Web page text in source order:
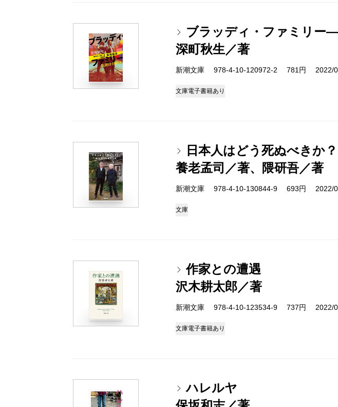
ブラッディ・ファミリー
深町秋生／著
新潮文庫 978-4-10-120972-2 781円 2022/
文庫電子書籍あり
日本人はどう死ぬべきか？
養老孟司／著、隈研吾／著
新潮文庫 978-4-10-130844-9 693円 2022/
文庫
作家との遭遇
沢木耕太郎／著
新潮文庫 978-4-10-123534-9 737円 2022/
文庫電子書籍あり
ハレルヤ